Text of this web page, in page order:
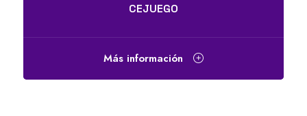
CEJUEGO
Más información